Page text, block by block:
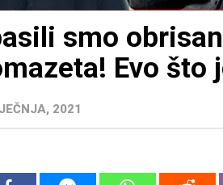
smo
Evo što
2021